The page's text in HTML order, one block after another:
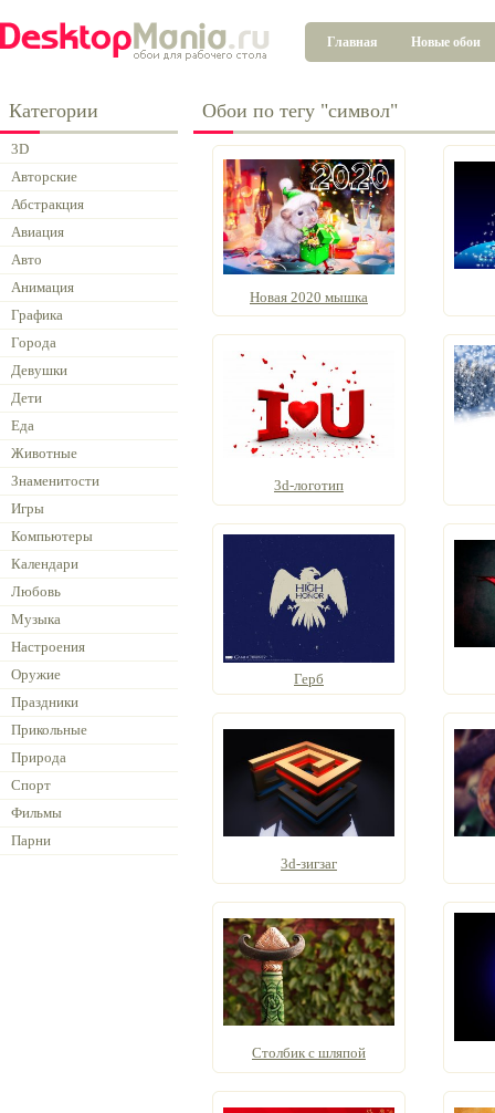
Главная Новые обои
Категории
3D
Авторские
Абстракция
Авиация
Авто
Анимация
Графика
Города
Девушки
Дети
Еда
Животные
Знаменитости
Игры
Компьютеры
Календари
Любовь
Музыка
Настроения
Оружие
Праздники
Прикольные
Природа
Спорт
Фильмы
Парни
Обои по тегу "символ"
Новая 2020 мышка
3d-логотип
Герб
3d-зигзаг
Столбик с шляпой